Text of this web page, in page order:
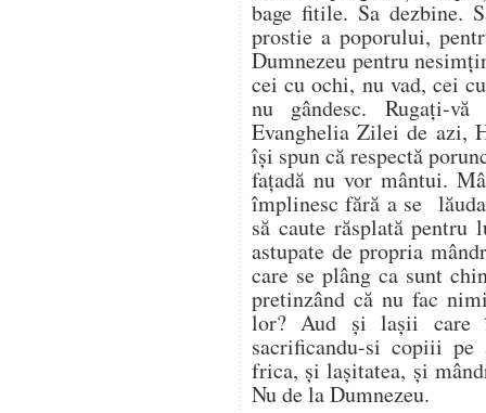
bage fitile. Sa dezbine.
prostie a poporului,
Dumnezeu pentru
cei cu ochi, nu vad, cei
nu gândesc. Rugați-
Evanghelia Zilei de azi,
își spun că respectă
fațadă nu vor mântui.
împlinesc fără a se
să caute răsplată
astupate de propria
care se plâng ca sunt
pretinzând că nu fac
lor? Aud și lașii care
sacrificandu-si copiii
frica, și lașitatea, și
Nu de la Dumnezeu.